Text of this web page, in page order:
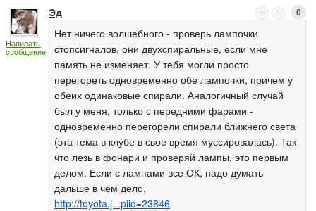
Написать
сообщение
Эд 0
Нет ничего волшебного - проверь лампочки
стопсигналов, они двухспиральные, если мне
память не изменяет. У тебя могли просто
перегореть одновременно обе лампочки, причем у
обеих одинаковые спирали. Аналогичный случай
был у меня, только с передними фарами -
одновременно перегорели спирали ближнего света
(эта тема в клубе в свое время муссировалась). Так
что лезь в фонари и проверяй лампы, это первым
делом. Если с лампами все ОК, надо думать
дальше в чем дело.
http://toyota.j...piid=23846